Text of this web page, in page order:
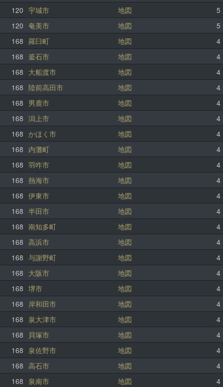
120 宇城市 地図
5
120 奄美市 地図
5
168 羅臼町 地図
4
168 釜石市 地図
4
168 大船渡市 地図
4
168 陸前高田市 地図
4
168 男鹿市 地図
4
168 潟上市 地図
4
168 かほく市 地図
4
168 内灘町 地図
4
168 羽咋市 地図
4
168 熱海市 地図
4
168 伊東市 地図
4
168 半田市 地図
4
168 南知多町 地図
4
168 高浜市 地図
4
168 与謝野町 地図
4
168 大阪市 地図
4
168 堺市 地図
4
168
岸和田市 地図
4
168 泉大津市 地図
4
168
貝塚市 地図
4
168 泉佐野市 地図
4
168 高石市 地図
4
168 泉南市 地図 4